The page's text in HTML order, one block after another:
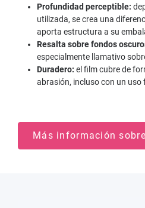
Profundidad perceptible:
utilizada, se crea una
aporta estructura a su
Resalta sobre fondos
especialmente llamativo
Duradero: el film cubre de
abrasión, incluso con un uso
Más información